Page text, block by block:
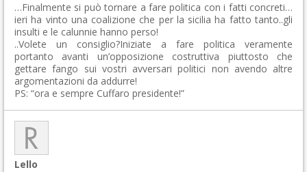
…Finalmente si può tornare a fare politica con i fatti concreti…
ieri ha vinto una coalizione che per la sicilia ha fatto tanto..gli
insulti e le calunnie hanno perso!
..Volete un consiglio?Iniziate a fare politica veramente
portanto avanti un’opposizione costruttiva piuttosto che
gettare fango sui vostri avversari politici non avendo altre
argomentazioni da addurre!
PS: “ora e sempre Cuffaro presidente!”
Lello